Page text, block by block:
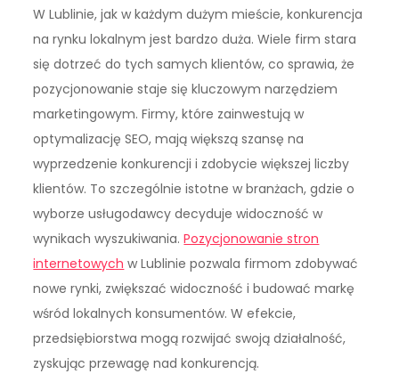
W Lublinie, jak w każdym dużym mieście, konkurencja
na rynku lokalnym jest bardzo duża. Wiele firm stara
się dotrzeć do tych samych klientów, co sprawia, że
pozycjonowanie staje się kluczowym narzędziem
marketingowym. Firmy, które zainwestują w
optymalizację SEO, mają większą szansę na
wyprzedzenie konkurencji i zdobycie większej liczby
klientów. To szczególnie istotne w branżach, gdzie o
wyborze usługodawcy decyduje widoczność w
wynikach wyszukiwania.Pozycjonowanie stron
internetowych w Lublinie pozwala firmom zdobywać
nowe rynki, zwiększać widoczność i budować markę
wśród lokalnych konsumentów. W efekcie,
przedsiębiorstwa mogą rozwijać swoją działalność,
zyskując przewagę nad konkurencją.